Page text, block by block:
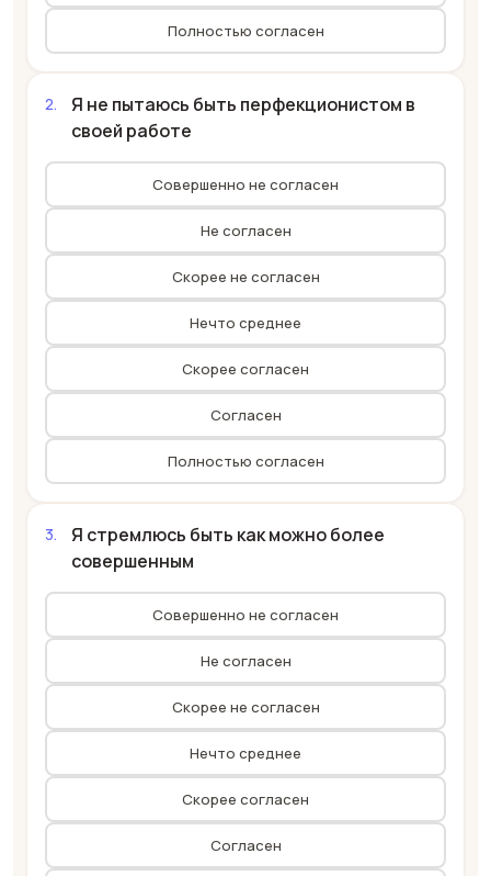
Полностью согласен
Я не пытаюсь быть перфекционистом в
своей работе
Совершенно не согласен
Не согласен
Скорее не согласен
Нечто среднее
Скорее согласен
Согласен
Полностью согласен
Я стремлюсь быть как можно более
совершенным
Совершенно не согласен
Не согласен
Скорее не согласен
Нечто среднее
Скорее согласен
Согласен